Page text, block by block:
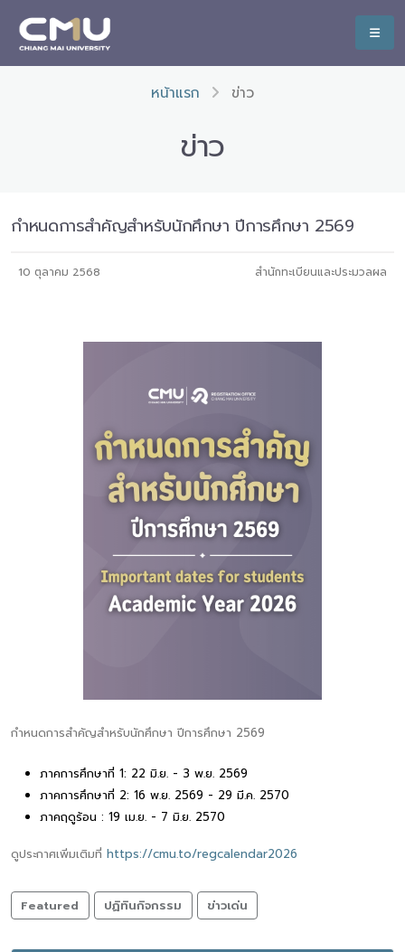
หน้าแรก ข่าว
ข่าว
กำหนดการสำคัญสำหรับนักศึกษา ปีการศึกษา 2569
10 ตุลาคม 2568 สำนักทะเบียนและประมวลผล
กำหนดการสำคัญสำหรับนักศึกษา ปีการศึกษา 2569
ภาคการศึกษาที่ 1: 22 มิ.ย. - 3 พ.ย. 2569
ภาคการศึกษาที่ 2: 16 พ.ย. 2569 - 29 มี.ค. 2570
ภาคฤดูร้อน : 19 เม.ย. - 7 มิ.ย. 2570
ดูประกาศเพิ่มเติมที่ https://cmu.to/regcalendar2026
Featured ปฏิทินกิจกรรม ข่าวเด่น